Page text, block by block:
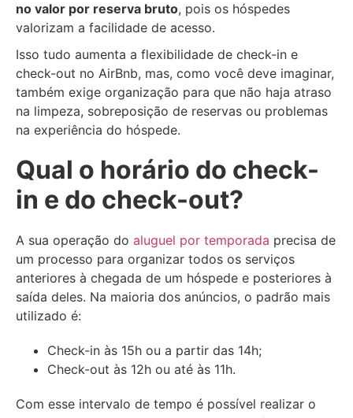
no valor por reserva bruto, pois os hóspedes
valorizam a facilidade de acesso.
Isso tudo aumenta a flexibilidade de check-in e
check-out no AirBnb, mas, como você deve imaginar,
também exige organização para que não haja atraso
na limpeza, sobreposição de reservas ou problemas
na experiência do hóspede.
Qual o horário do check-
in e do check-out?
A sua operação do aluguel por temporada precisa de
um processo para organizar todos os serviços
anteriores à chegada de um hóspede e posteriores à
saída deles. Na maioria dos anúncios, o padrão mais
utilizado é:
Check-in às 15h ou a partir das 14h;
Check-out às 12h ou até às 11h.
Com esse intervalo de tempo é possível realizar o